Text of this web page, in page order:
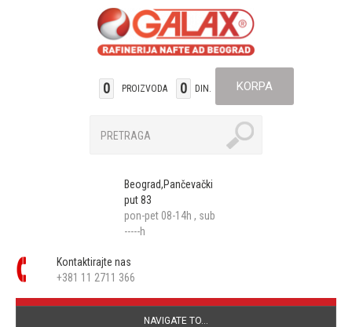
0 PROIZVODA 0 DIN. KORPA
Beograd,Pančevački
put 83
pon-pet 08-14h , sub
-----h
Kontaktirajte nas
+381 11 2711 366
NAVIGATE TO...